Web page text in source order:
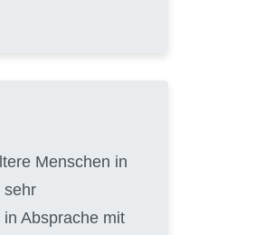
Menschen in
sehr
Absprache mit